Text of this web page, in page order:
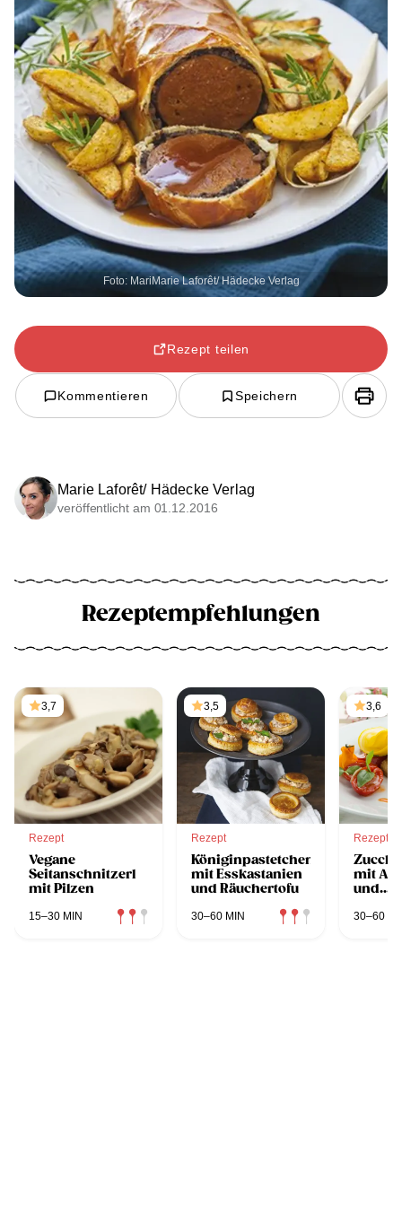
Foto: MariMarie Laforêt/ Hädecke Verlag
Rezept teilen
Kommentieren Speichern
Marie Laforêt/ Hädecke Verlag
veröffentlicht am 01.12.2016
Rezeptempfehlungen
3,7
Rezept
Vegane
Seitanschnitzerl
mit Pilzen
15–30 MIN
3,5
Rezept
Königinpastetchen
mit Esskastanien
und Räuchertofu
30–60 MIN
3,6
Rezept
mit
und
30–60